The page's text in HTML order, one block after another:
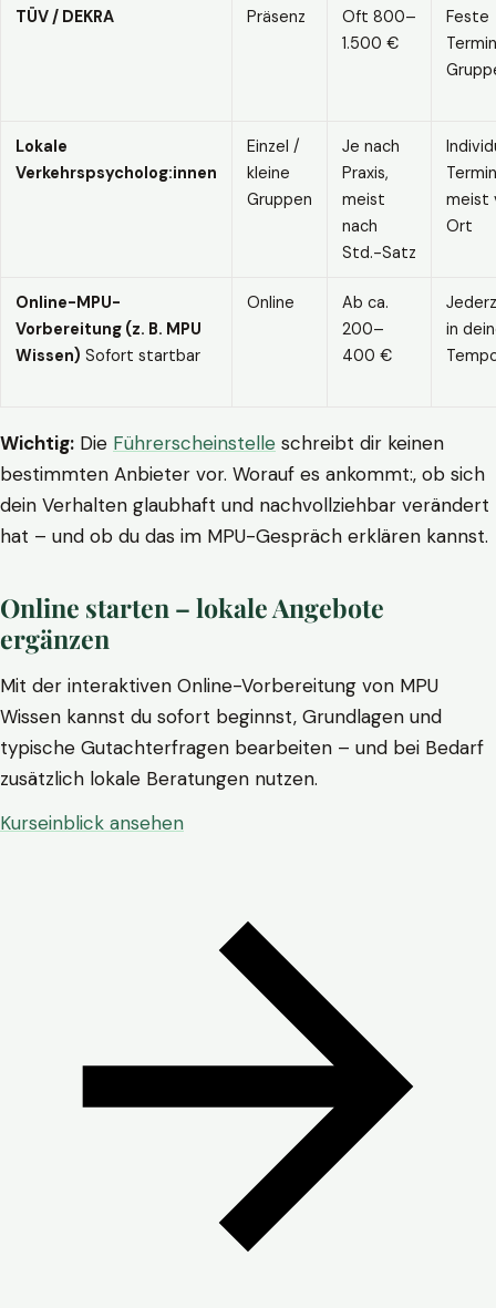
TÜV / DEKRA Präsenz
Oft 800–
1.500 €
Feste
Lokale
Verkehrspsycholog:innen
Einzel /
kleine
Gruppen
Je nach
Praxis,
meist
nach
Std.-Satz
meist
Ort
Online-MPU-
Vorbereitung (z. B. MPU
Wissen) Sofort startbar
Online
Ab ca.
200–
400 €
in
Wichtig: Die Führerscheinstelle schreibt dir keinen
bestimmten Anbieter vor. Worauf es ankommt:, ob sich
dein Verhalten glaubhaft und nachvollziehbar verändert
hat – und ob du das im MPU-Gespräch erklären kannst.
Online starten – lokale Angebote
ergänzen
Mit der interaktiven Online-Vorbereitung von MPU
Wissen kannst du sofort beginnst, Grundlagen und
typische Gutachterfragen bearbeiten – und bei Bedarf
zusätzlich lokale Beratungen nutzen.
Kurseinblick ansehen